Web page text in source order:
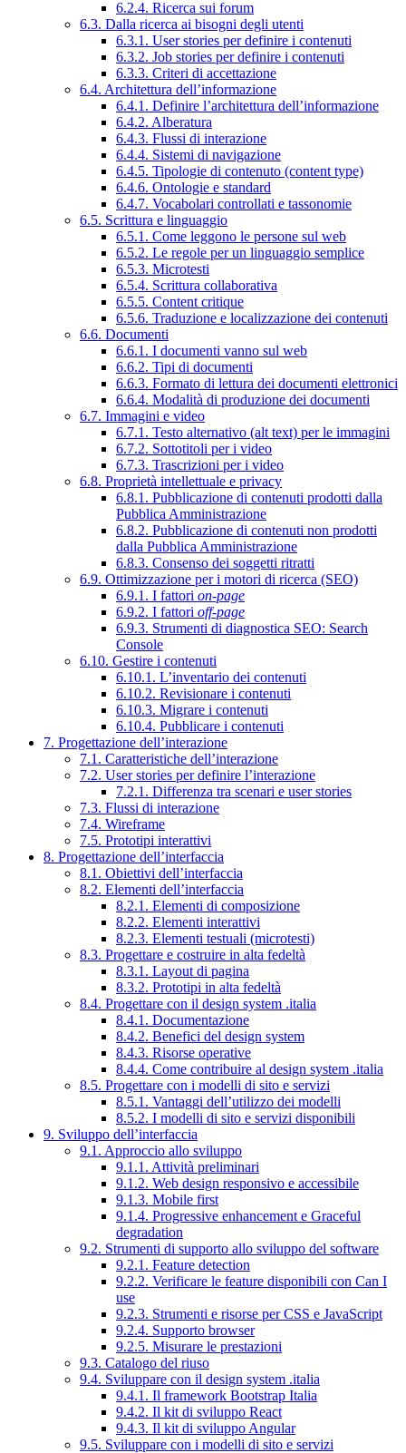
6.2.4. Ricerca sui forum
6.3. Dalla ricerca ai bisogni degli utenti
6.3.1. User stories per definire i contenuti
6.3.2. Job stories per definire i contenuti
6.3.3. Criteri di accettazione
6.4. Architettura dell’informazione
6.4.1. Definire l’architettura dell’informazione
6.4.2. Alberatura
6.4.3. Flussi di interazione
6.4.4. Sistemi di navigazione
6.4.5. Tipologie di contenuto (content type)
6.4.6. Ontologie e standard
6.4.7. Vocabolari controllati e tassonomie
6.5. Scrittura e linguaggio
6.5.1. Come leggono le persone sul web
6.5.2. Le regole per un linguaggio semplice
6.5.3. Microtesti
6.5.4. Scrittura collaborativa
6.5.5. Content critique
6.5.6. Traduzione e localizzazione dei contenuti
6.6. Documenti
6.6.1. I documenti vanno sul web
6.6.2. Tipi di documenti
6.6.3. Formato di lettura dei documenti elettronici
6.6.4. Modalità di produzione dei documenti
6.7. Immagini e video
6.7.1. Testo alternativo (alt text) per le immagini
6.7.2. Sottotitoli per i video
6.7.3. Trascrizioni per i video
6.8. Proprietà intellettuale e privacy
6.8.1. Pubblicazione di contenuti prodotti dalla
Pubblica Amministrazione
6.8.2. Pubblicazione di contenuti non prodotti
dalla Pubblica Amministrazione
6.8.3. Consenso dei soggetti ritratti
6.9. Ottimizzazione per i motori di ricerca (SEO)
6.9.1. I fattori on-page
6.9.2. I fattori off-page
6.9.3. Strumenti di diagnostica SEO: Search
Console
6.10. Gestire i contenuti
6.10.1. L’inventario dei contenuti
6.10.2. Revisionare i contenuti
6.10.3. Migrare i contenuti
6.10.4. Pubblicare i contenuti
7. Progettazione dell’interazione
7.1. Caratteristiche dell’interazione
7.2. User stories per definire l’interazione
7.2.1. Differenza tra scenari e user stories
7.3. Flussi di interazione
7.4. Wireframe
7.5. Prototipi interattivi
8. Progettazione dell’interfaccia
8.1. Obiettivi dell’interfaccia
8.2. Elementi dell’interfaccia
8.2.1. Elementi di composizione
8.2.2. Elementi interattivi
8.2.3. Elementi testuali (microtesti)
8.3. Progettare e costruire in alta fedeltà
8.3.1. Layout di pagina
8.3.2. Prototipi in alta fedeltà
8.4. Progettare con il design system .italia
8.4.1. Documentazione
8.4.2. Benefici del design system
8.4.3. Risorse operative
8.4.4. Come contribuire al design system .italia
8.5. Progettare con i modelli di sito e servizi
8.5.1. Vantaggi dell’utilizzo dei modelli
8.5.2. I modelli di sito e servizi disponibili
9. Sviluppo dell’interfaccia
9.1. Approccio allo sviluppo
9.1.1. Attività preliminari
9.1.2. Web design responsivo e accessibile
9.1.3. Mobile first
9.1.4. Progressive enhancement e Graceful
degradation
9.2. Strumenti di supporto allo sviluppo del software
9.2.1. Feature detection
9.2.2. Verificare le feature disponibili con Can I
use
9.2.3. Strumenti e risorse per CSS e JavaScript
9.2.4. Supporto browser
9.2.5. Misurare le prestazioni
9.3. Catalogo del riuso
9.4. Sviluppare con il design system .italia
9.4.1. Il framework Bootstrap Italia
9.4.2. Il kit di sviluppo React
9.4.3. Il kit di sviluppo Angular
9.5. Sviluppare con i modelli di sito e servizi